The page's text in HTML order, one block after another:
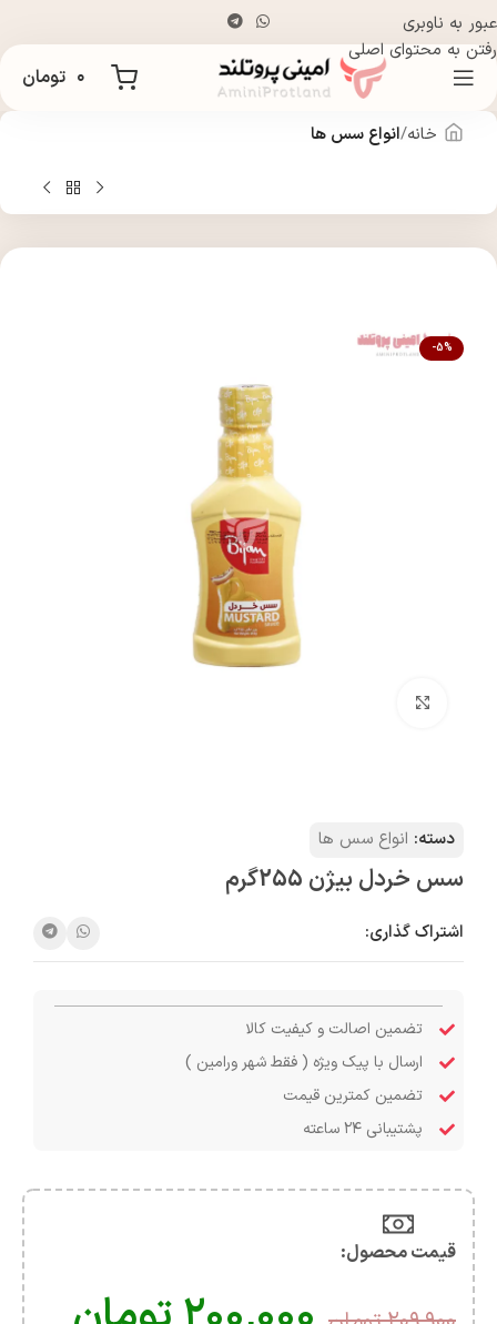
عبور به ناوبری
رفتن به محتوای اصلی
۰ تومان
خانه انواع سس ها
-5%
دسته: انواع سس ها
سس خردل بيژن 255گرم
اشتراک گذاری:
تضمین اصالت و کیفیت کالا
ارسال با پیک ویژه ( فقط شهر ورامین )
تضمین کمترین قیمت
پشتیبانی ۲۴ ساعته
قیمت محصول:​